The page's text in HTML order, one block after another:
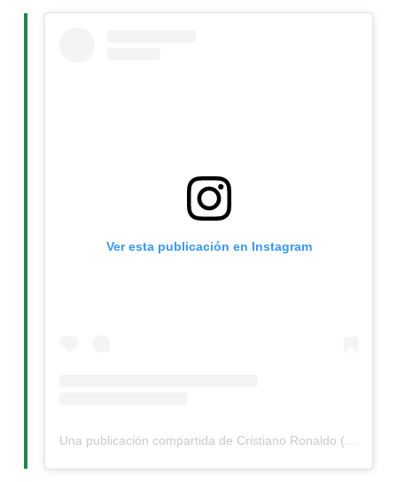
Ver esta publicación en Instagram